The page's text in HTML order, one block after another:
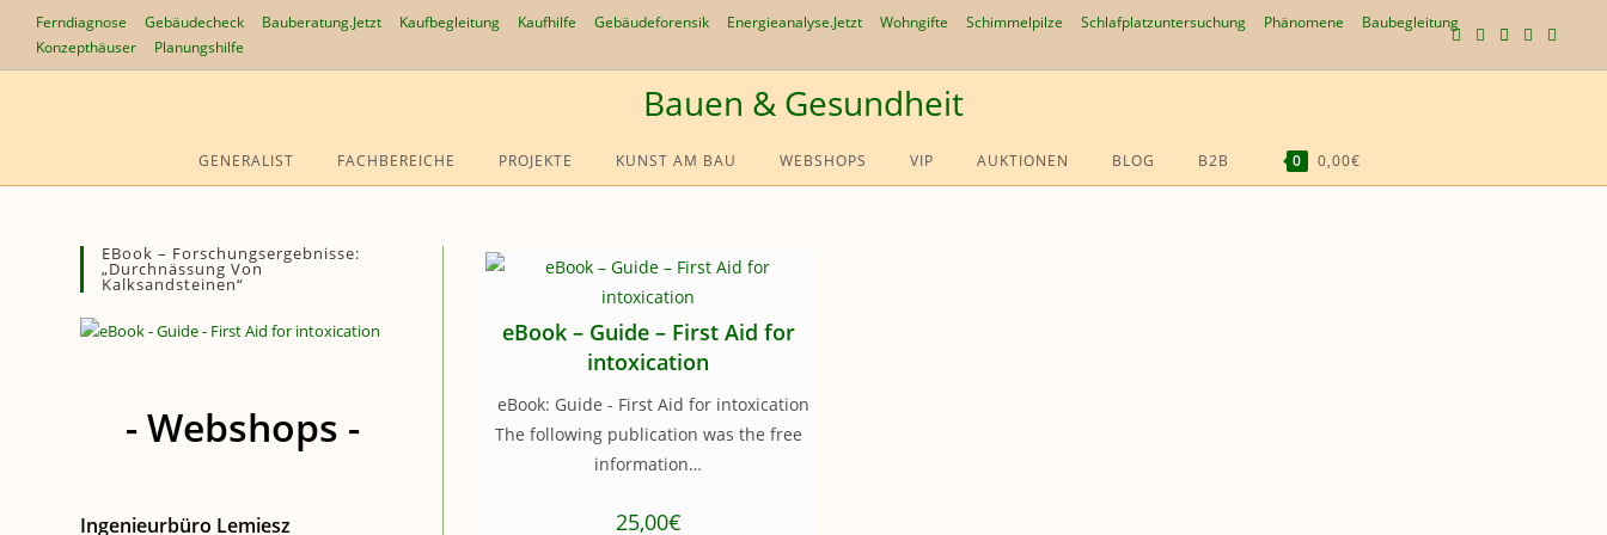
Inhalt
springen
Ferndiagnose Gebäudecheck Bauberatung.Jetzt Kaufbegleitung Kaufhilfe Gebäudeforensik Energieanalyse.Jetzt Wohngifte Schimmelpilze Schlafplatzuntersuchung Phänomene
Baubegleitung
Konzepthäuser
Planungshilfe
Bauen & Gesundheit
GENERALIST FACHBEREICHE PROJEKTE KUNST AM BAU WEBSHOPS VIP AUKTIONEN BLOG B2B 0 0,00€
WEBSITE-
eBook – Guide – First Aid for
intoxication
eBook: Guide - First Aid for intoxication
The following publication was the free
information…
25,00€
EBook – Forschungsergebnisse:
„Durchnässung Von
Kalksandsteinen“
- Webshops -
Ingenieurbüro Lemiesz